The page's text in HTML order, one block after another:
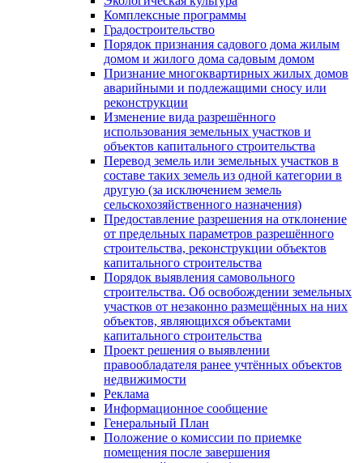
Комплексные программы
Градостроительство
Порядок признания садового дома жилым
домом и жилого дома садовым домом
Признание многоквартирных жилых домов
аварийными и подлежащими сносу или
реконструкции
Изменение вида разрешённого
использования земельных участков и
объектов капитального строительства
Перевод земель или земельных участков в
составе таких земель из одной категории в
другую (за исключением земель
сельскохозяйственного назначения)
Предоставление разрешения на отклонение
от предельных параметров разрешённого
строительства, реконструкции объектов
капитального строительства
Порядок выявления самовольного
строительства. Об освобождении земельных
участков от незаконно размещённых на них
объектов, являющихся объектами
капитального строительства
Проект решения о выявлении
правообладателя ранее учтённых объектов
недвижимости
Реклама
Информационное сообщение
Генеральный План
Положение о комиссии по приемке
помещения после завершения